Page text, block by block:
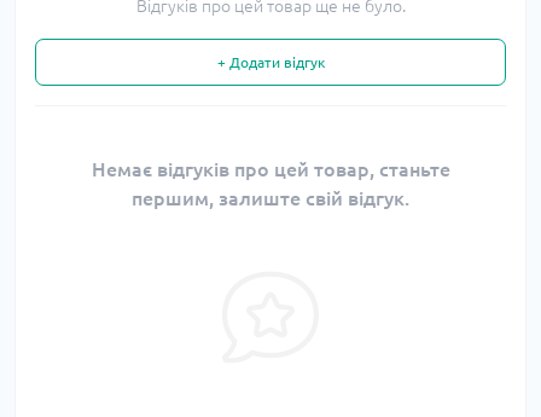
Відгуків про цей товар ще не було.
+ Додати відгук
Немає відгуків про цей товар, станьте
першим, залиште свій відгук.